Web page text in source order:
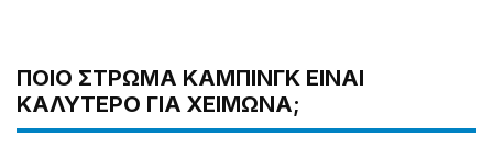
ΠΟΙΟ ΣΤΡΏΜΑ ΚΆΜΠΙΝΓΚ ΕΊΝΑΙ
ΚΑΛΎΤΕΡΟ ΓΙΑ ΧΕΙΜΏΝΑ;